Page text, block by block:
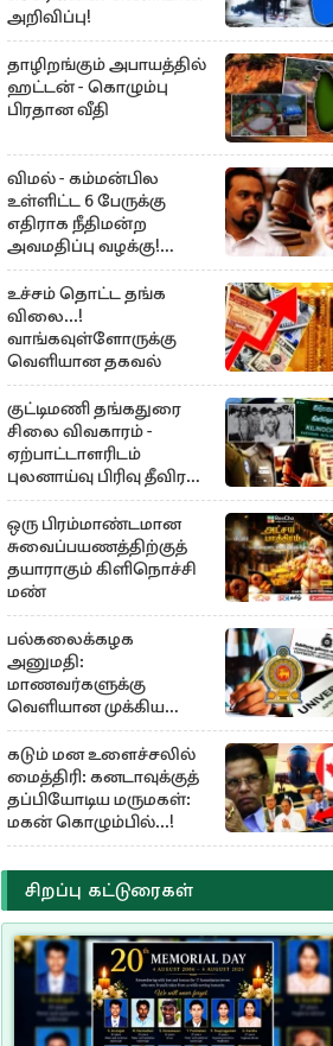
அறிவிப்பு!
தாழிறங்கும் அபாயத்தில்
ஹட்டன் - கொழும்பு
பிரதான வீதி
விமல் - கம்மன்பில
உள்ளிட்ட 6 பேருக்கு
எதிராக நீதிமன்ற
அவமதிப்பு வழக்கு!
பிறப்பிக்கப்பட்ட உத்தரவு
உச்சம் தொட்ட தங்க
விலை...!
வாங்கவுள்ளோருக்கு
வெளியான தகவல்
குட்டிமணி தங்கதுரை
சிலை விவகாரம் -
ஏற்பாட்டாளரிடம்
புலனாய்வு பிரிவு தீவிர
விசாரணை
ஒரு பிரம்மாண்டமான
சுவைப்பயணத்திற்குத்
தயாராகும் கிளிநொச்சி
மண்
பல்கலைக்கழக
அனுமதி:
மாணவர்களுக்கு
வெளியான முக்கிய
அறிவிப்பு
கடும் மன உளைச்சலில்
மைத்திரி: கனடாவுக்குத்
தப்பியோடிய மருமகள்:
மகன் கொழும்பில்...!
சிறப்பு கட்டுரைகள்